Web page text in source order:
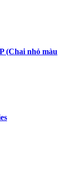
(Chai nhỏ màu